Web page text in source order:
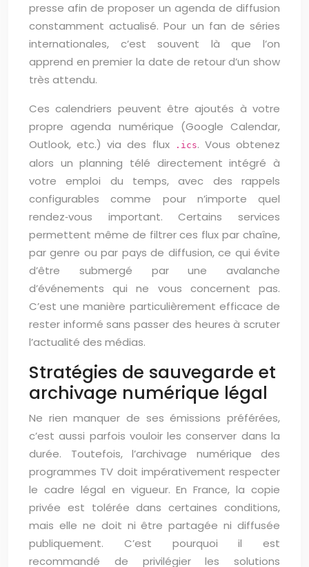
presse afin de proposer un agenda de diffusion
constamment actualisé. Pour un fan de séries
internationales, c’est souvent là que l’on
apprend en premier la date de retour d’un show
très attendu.
Ces calendriers peuvent être ajoutés à votre
propre agenda numérique (Google Calendar,
Outlook, etc.) via des flux
.ics. Vous obtenez
alors un planning télé directement intégré à
votre emploi du temps, avec des rappels
configurables comme pour n’importe quel
rendez‑vous important. Certains services
permettent même de filtrer ces flux par chaîne,
par genre ou par pays de diffusion, ce qui évite
d’être submergé par une avalanche
d’événements qui ne vous concernent pas.
C’est une manière particulièrement efficace de
rester informé sans passer des heures à scruter
l’actualité des médias.
Stratégies de sauvegarde et
archivage numérique légal
Ne rien manquer de ses émissions préférées,
c’est aussi parfois vouloir les conserver dans la
durée. Toutefois, l’archivage numérique des
programmes TV doit impérativement respecter
le cadre légal en vigueur. En France, la copie
privée est tolérée dans certaines conditions,
mais elle ne doit ni être partagée ni diffusée
publiquement. C’est pourquoi il est
recommandé de privilégier les solutions